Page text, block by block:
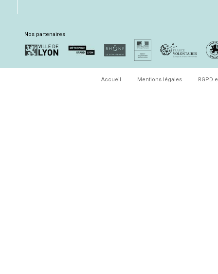
Nos partenaires
Accueil Mentions légales RGPD